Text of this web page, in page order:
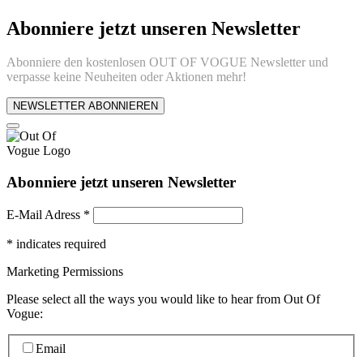
Abonniere jetzt unseren Newsletter
Abonniere den kostenlosen OUT OF VOGUE Newsletter und
verpasse keine Neuheiten oder Aktionen mehr!
NEWSLETTER ABONNIEREN
Abonniere jetzt unseren Newsletter
E-Mail Adress *
* indicates required
Marketing Permissions
Please select all the ways you would like to hear from Out Of
Vogue:
Email